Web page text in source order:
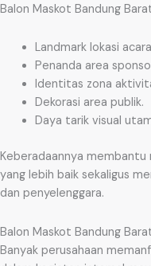
Balon Maskot Bandung
Landmark lokasi
Penanda area
Identitas zona
Dekorasi area publik.
Daya tarik visual
Keberadaannya membantu
yang lebih baik sekaligus
dan penyelenggara.
Balon Maskot Bandung
Banyak perusahaan